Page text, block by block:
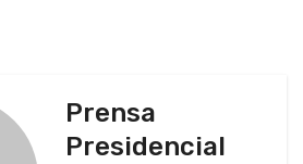
Prensa
Presidencial